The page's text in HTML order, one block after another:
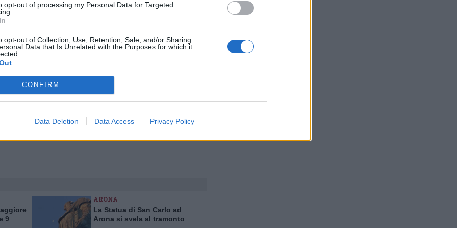
opt-out of processing my Personal Data for Targeted
opt-out of Collection, Use, Retention, Sale, and/or Sharing
Data that Is Unrelated with the Purposes for which it
CONFIRM
Data Deletion Data Access Privacy Policy
per coniugare due tematiche così
a rendere ancora più
proposto»
Castronno
9
ARONA
La Statua di San Carlo ad
Arona si svela al tramonto